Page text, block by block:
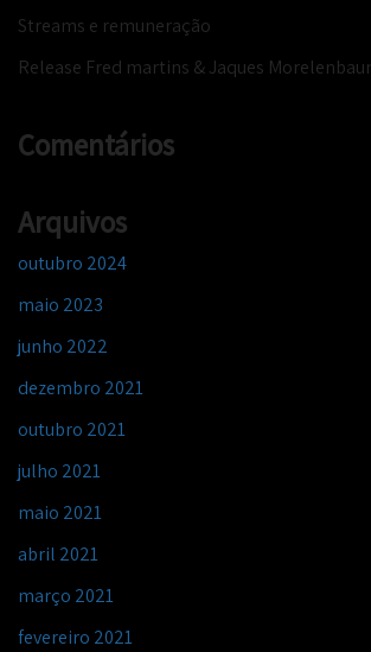
Streams e remuneração
Release Fred martins & Jaques
Comentários
Arquivos
outubro 2024
maio 2023
junho 2022
dezembro 2021
outubro 2021
julho 2021
maio 2021
abril 2021
março 2021
fevereiro 2021